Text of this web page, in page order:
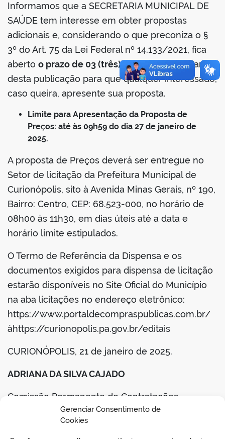
Gerenciar Consentimento de
Cookies
Informamos que a SECRETARIA MUNICIPAL DE
SAÚDE tem interesse em obter propostas
adicionais e, considerando o que preconiza o §
3º do Art. 75 da Lei Federal nº 14.133/2021, fica
aberto o prazo de 03 (três) dias úteisa contar
desta publicação para que qualquer interessado,
caso queira, apresente sua proposta.
Limite para Apresentação da Proposta de
Preços: até às 09h59 do dia 27 de janeiro de
2025.
A proposta de Preços deverá ser entregue no
Setor de licitação da Prefeitura Municipal de
Curionópolis, sito à Avenida Minas Gerais, nº 190,
Bairro: Centro, CEP: 68.523-000, no horário de
08h00 às 11h30, em dias úteis até a data e
horário limite estipulados.
O Termo de Referência da Dispensa e os
documentos exigidos para dispensa de licitação
estarão disponíveis no Site Oficial do Município
na aba licitações no endereço eletrônico:
https://www.portaldecompraspublicas.com.br/
àhttps://curionopolis.pa.gov.br/editais
CURIONÓPOLIS, 21 de janeiro de 2025.
ADRIANA DA SILVA CAJADO
Comissão Permanente de Contratações
Portaria nº 001/2024-GP